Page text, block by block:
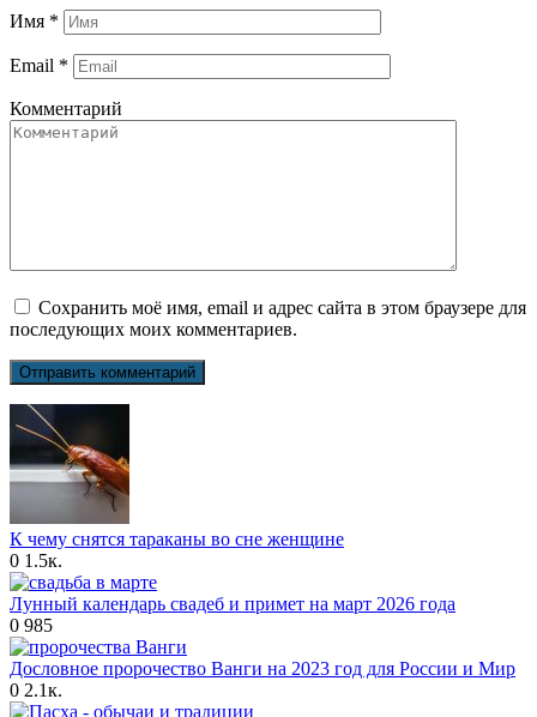
Имя *
Email *
Комментарий
Сохранить моё имя, email и адрес сайта в этом браузере для
последующих моих комментариев.
К чему снятся тараканы во сне женщине
0 1.5к.
Лунный календарь свадеб и примет на март 2026 года
0 985
Дословное пророчество Ванги на 2023 год для России и Мир
0 2.1к.